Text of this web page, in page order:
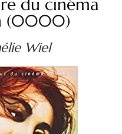
du cinéma
(0000)
Wiel